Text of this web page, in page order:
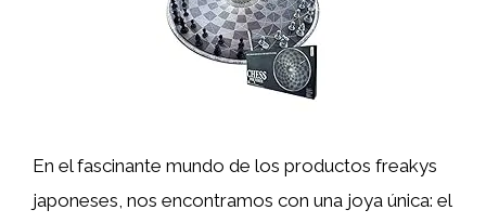
En el fascinante mundo de los productos freakys
japoneses, nos encontramos con una joya única: el